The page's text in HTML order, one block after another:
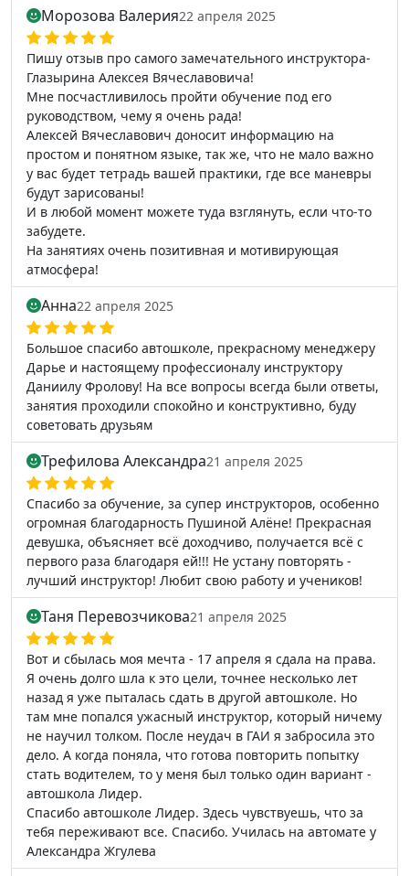
Морозова Валерия22 апреля 2025
Пишу отзыв про самого замечательного инструктора-
Глазырина Алексея Вячеславовича!
Мне посчастливилось пройти обучение под его
руководством, чему я очень рада!
Алексей Вячеславович доносит информацию на
простом и понятном языке, так же, что не мало важно
у вас будет тетрадь вашей практики, где все маневры
будут зарисованы!
И в любой момент можете туда взглянуть, если что-то
забудете.
На занятиях очень позитивная и мотивирующая
атмосфера!
Анна22 апреля 2025
Большое спасибо автошколе, прекрасному менеджеру
Дарье и настоящему профессионалу инструктору
Даниилу Фролову! На все вопросы всегда были ответы,
занятия проходили спокойно и конструктивно, буду
советовать друзьям
Трефилова Александра21 апреля 2025
Спасибо за обучение, за супер инструкторов, особенно
огромная благодарность Пушиной Алёне! Прекрасная
девушка, объясняет всё доходчиво, получается всё с
первого раза благодаря ей!!! Не устану повторять -
лучший инструктор! Любит свою работу и учеников!
Таня Перевозчикова21 апреля 2025
Вот и сбылась моя мечта - 17 апреля я сдала на права.
Я очень долго шла к это цели, точнее несколько лет
назад я уже пыталась сдать в другой автошколе. Но
там мне попался ужасный инструктор, который ничему
не научил толком. После неудач в ГАИ я забросила это
дело. А когда поняла, что готова повторить попытку
стать водителем, то у меня был только один вариант -
автошкола Лидер.
Спасибо автошколе Лидер. Здесь чувствуешь, что за
тебя переживают все. Спасибо. Училась на автомате у
Александра Жгулева